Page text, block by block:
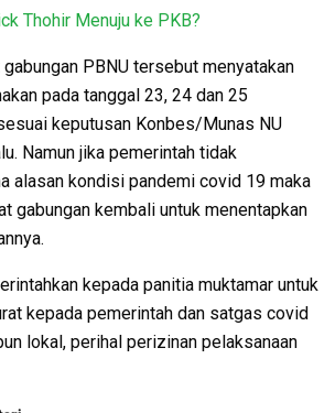
Thohir Menuju ke PKB?
PBNU tersebut menyatakan
pada tanggal 23, 24 dan 25
keputusan Konbes/Munas NU
Namun jika pemerintah tidak
alasan kondisi pandemi covid 19 maka
gabungan kembali untuk menentapkan
kepada panitia muktamar untuk
kepada pemerintah dan satgas covid
lokal, perihal perizinan pelaksanaan